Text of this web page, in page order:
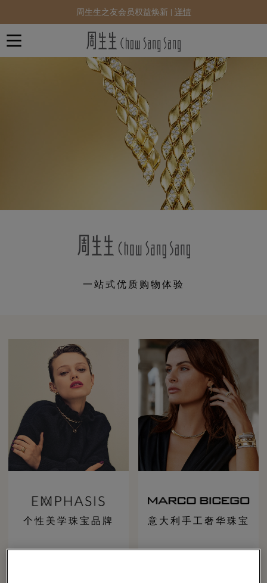
周生生之友会员权益焕新 | 详情
一站式优质购物体验
个性美学珠宝品牌 意大利手工奢华珠宝​